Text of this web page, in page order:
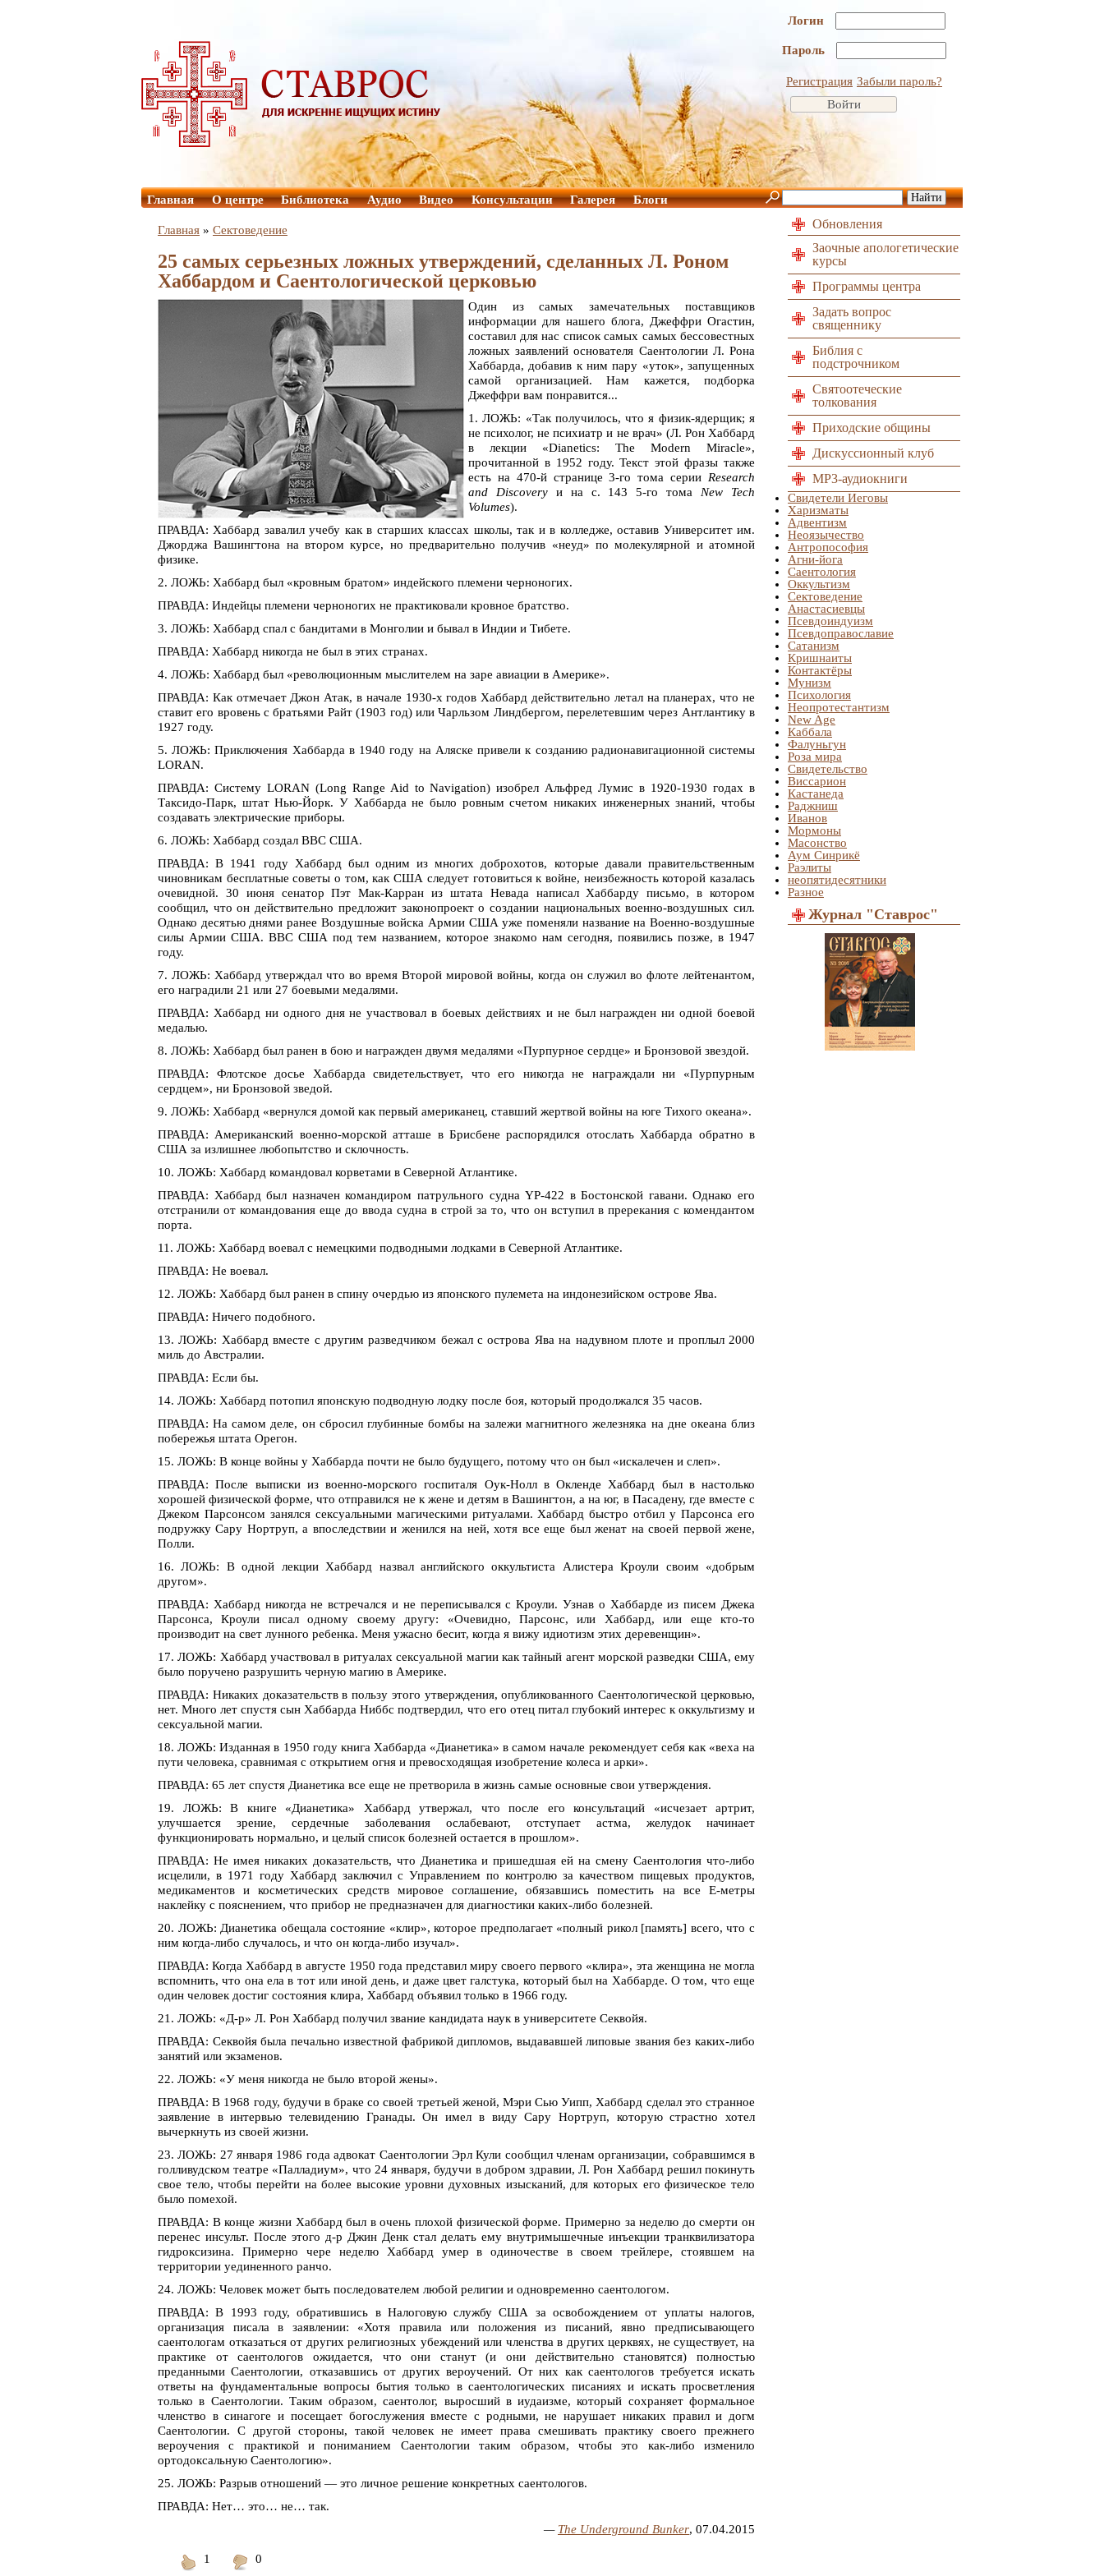
Логин
Пароль
Регистрация Забыли пароль?
Главная О центре Библиотека Аудио Видео Консультации Галерея Блоги
Главная » Сектоведение
25 самых серьезных ложных утверждений, сделанных Л. Роном
Хаббардом и Саентологической церковью
Один из самых замечательных поставщиков
информации для нашего блога, Джеффри Огастин,
составил для нас список самых самых бессовестных
ложных заявлений основателя Саентологии Л. Рона
Хаббарда, добавив к ним пару «уток», запущенных
самой организацией. Нам кажется, подборка
Джеффри вам понравится...
1. ЛОЖЬ: «Так получилось, что я физик-ядерщик; я
не психолог, не психиатр и не врач» (Л. Рон Хаббард
в лекции «Dianetics: The Modern Miracle»,
прочитанной в 1952 году. Текст этой фразы также
есть на 470-й странице 3-го тома серии Research
and Discoveryи на с. 143 5-го тома New Tech
Volumes).
ПРАВДА: Хаббард завалил учебу как в старших классах школы, так и в колледже, оставив Университет им.
Джорджа Вашингтона на втором курсе, но предварительно получив «неуд» по молекулярной и атомной
физике.
2. ЛОЖЬ: Хаббард был «кровным братом» индейского племени черноногих.
ПРАВДА: Индейцы племени черноногих не практиковали кровное братство.
3. ЛОЖЬ: Хаббард спал с бандитами в Монголии и бывал в Индии и Тибете.
ПРАВДА: Хаббард никогда не был в этих странах.
4. ЛОЖЬ: Хаббард был «революционным мыслителем на заре авиации в Америке».
ПРАВДА: Как отмечает Джон Атак, в начале 1930-х годов Хаббард действительно летал на планерах, что не
ставит его вровень с братьями Райт (1903 год) или Чарльзом Линдбергом, перелетевшим через Антлантику в
1927 году.
5. ЛОЖЬ: Приключения Хаббарда в 1940 году на Аляске привели к созданию радионавигационной системы
LORAN.
ПРАВДА: Систему LORAN (Long Range Aid to Navigation) изобрел Альфред Лумис в 1920-1930 годах в
Таксидо-Парк, штат Нью-Йорк. У Хаббарда не было ровным счетом никаких инженерных знаний, чтобы
создавать электрические приборы.
6. ЛОЖЬ: Хаббард создал ВВС США.
ПРАВДА: В 1941 году Хаббард был одним из многих доброхотов, которые давали правительственным
чиновникам бесплатные советы о том, как США следует готовиться к войне, неизбежность которой казалась
очевидной. 30 июня сенатор Пэт Мак-Карран из штата Невада написал Хаббарду письмо, в котором
сообщил, что он действительно предложит законопроект о создании национальных военно-воздушных сил.
Однако десятью днями ранее Воздушные войска Армии США уже поменяли название на Военно-воздушные
силы Армии США. ВВС США под тем названием, которое знакомо нам сегодня, появились позже, в 1947
году.
7. ЛОЖЬ: Хаббард утверждал что во время Второй мировой войны, когда он служил во флоте лейтенантом,
его наградили 21 или 27 боевыми медалями.
ПРАВДА: Хаббард ни одного дня не участвовал в боевых действиях и не был награжден ни одной боевой
медалью.
8. ЛОЖЬ: Хаббард был ранен в бою и награжден двумя медалями «Пурпурное сердце» и Бронзовой звездой.
ПРАВДА: Флотское досье Хаббарда свидетельствует, что его никогда не награждали ни «Пурпурным
сердцем», ни Бронзовой зведой.
9. ЛОЖЬ: Хаббард «вернулся домой как первый американец, ставший жертвой войны на юге Тихого океана».
ПРАВДА: Американский военно-морской атташе в Брисбене распорядился отослать Хаббарда обратно в
США за излишнее любопытство и склочность.
10. ЛОЖЬ: Хаббард командовал корветами в Северной Атлантике.
ПРАВДА: Хаббард был назначен командиром патрульного судна YP-422 в Бостонской гавани. Однако его
отстранили от командования еще до ввода судна в строй за то, что он вступил в пререкания с комендантом
порта.
11. ЛОЖЬ: Хаббард воевал с немецкими подводными лодками в Северной Атлантике.
ПРАВДА: Не воевал.
12. ЛОЖЬ: Хаббард был ранен в спину очердью из японского пулемета на индонезийском острове Ява.
ПРАВДА: Ничего подобного.
13. ЛОЖЬ: Хаббард вместе с другим разведчиком бежал с острова Ява на надувном плоте и проплыл 2000
миль до Австралии.
ПРАВДА: Если бы.
14. ЛОЖЬ: Хаббард потопил японскую подводную лодку после боя, который продолжался 35 часов.
ПРАВДА: На самом деле, он сбросил глубинные бомбы на залежи магнитного железняка на дне океана близ
побережья штата Орегон.
15. ЛОЖЬ: В конце войны у Хаббарда почти не было будущего, потому что он был «искалечен и слеп».
ПРАВДА: После выписки из военно-морского госпиталя Оук-Нолл в Окленде Хаббард был в настолько
хорошей физической форме, что отправился не к жене и детям в Вашингтон, а на юг, в Пасадену, где вместе с
Джеком Парсонсом занялся сексуальными магическими ритуалами. Хаббард быстро отбил у Парсонса его
подружку Сару Нортруп, а впоследствии и женился на ней, хотя все еще был женат на своей первой жене,
Полли.
16. ЛОЖЬ: В одной лекции Хаббард назвал английского оккультиста Алистера Кроули своим «добрым
другом».
ПРАВДА: Хаббард никогда не встречался и не переписывался с Кроули. Узнав о Хаббарде из писем Джека
Парсонса, Кроули писал одному своему другу: «Очевидно, Парсонс, или Хаббард, или еще кто-то
производит на свет лунного ребенка. Меня ужасно бесит, когда я вижу идиотизм этих деревенщин».
17. ЛОЖЬ: Хаббард участвовал в ритуалах сексуальной магии как тайный агент морской разведки США, ему
было поручено разрушить черную магию в Америке.
ПРАВДА: Никаких доказательств в пользу этого утверждения, опубликованного Саентологической церковью,
нет. Много лет спустя сын Хаббарда Ниббс подтвердил, что его отец питал глубокий интерес к оккультизму и
сексуальной магии.
18. ЛОЖЬ: Изданная в 1950 году книга Хаббарда «Дианетика» в самом начале рекомендует себя как «веха на
пути человека, сравнимая с открытием огня и превосходящая изобретение колеса и арки».
ПРАВДА: 65 лет спустя Дианетика все еще не претворила в жизнь самые основные свои утверждения.
19. ЛОЖЬ: В книге «Дианетика» Хаббард утвержал, что после его консультаций «исчезает артрит,
улучшается зрение, сердечные заболевания ослабевают, отступает астма, желудок начинает
функционировать нормально, и целый список болезней остается в прошлом».
ПРАВДА: Не имея никаких доказательств, что Дианетика и пришедшая ей на смену Саентология что-либо
исцелили, в 1971 году Хаббард заключил с Управлением по контролю за качеством пищевых продуктов,
медикаментов и косметических средств мировое соглашение, обязавшись поместить на все Е-метры
наклейку с пояснением, что прибор не предназначен для диагностики каких-либо болезней.
20. ЛОЖЬ: Дианетика обещала состояние «клир», которое предполагает «полный рикол [память] всего, что с
ним когда-либо случалось, и что он когда-либо изучал».
ПРАВДА: Когда Хаббард в августе 1950 года представил миру своего первого «клира», эта женщина не могла
вспомнить, что она ела в тот или иной день, и даже цвет галстука, который был на Хаббарде. О том, что еще
один человек достиг состояния клира, Хаббард объявил только в 1966 году.
21. ЛОЖЬ: «Д-р» Л. Рон Хаббард получил звание кандидата наук в университете Секвойя.
ПРАВДА: Секвойя была печально известной фабрикой дипломов, выдававшей липовые звания без каких-либо
занятий или экзаменов.
22. ЛОЖЬ: «У меня никогда не было второй жены».
ПРАВДА: В 1968 году, будучи в браке со своей третьей женой, Мэри Сью Уипп, Хаббард сделал это странное
заявление в интервью телевидению Гранады. Он имел в виду Сару Нортруп, которую страстно хотел
вычеркнуть из своей жизни.
23. ЛОЖЬ: 27 января 1986 года адвокат Саентологии Эрл Кули сообщил членам организации, собравшимся в
голливудском театре «Палладиум», что 24 января, будучи в добром здравии, Л. Рон Хаббард решил покинуть
свое тело, чтобы перейти на более высокие уровни духовных изысканий, для которых его физическое тело
было помехой.
ПРАВДА: В конце жизни Хаббард был в очень плохой физической форме. Примерно за неделю до смерти он
перенес инсульт. После этого д-р Джин Денк стал делать ему внутримышечные инъекции транквилизатора
гидроксизина. Примерно чере неделю Хаббард умер в одиночестве в своем трейлере, стоявшем на
территории уединенного ранчо.
24. ЛОЖЬ: Человек может быть последователем любой религии и одновременно саентологом.
ПРАВДА: В 1993 году, обратившись в Налоговую службу США за освобождением от уплаты налогов,
организация писала в заявлении: «Хотя правила или положения из писаний, явно предписывающего
саентологам отказаться от других религиозных убеждений или членства в других церквях, не существует, на
практике от саентологов ожидается, что они станут (и они действительно становятся) полностью
преданными Саентологии, отказавшись от других вероучений. От них как саентологов требуется искать
ответы на фундаментальные вопросы бытия только в саентологических писаниях и искать просветления
только в Саентологии. Таким образом, саентолог, выросший в иудаизме, который сохраняет формальное
членство в синагоге и посещает богослужения вместе с родными, не нарушает никаких правил и догм
Саентологии. С другой стороны, такой человек не имеет права смешивать практику своего прежнего
вероучения с практикой и пониманием Саентологии таким образом, чтобы это как-либо изменило
ортодоксальную Саентологию».
25. ЛОЖЬ: Разрыв отношений — это личное решение конкретных саентологов.
ПРАВДА: Нет… это… не… так.
— The Underground Bunker, 07.04.2015
1
0
Обновления
Заочные апологетические
курсы
Программы центра
Задать вопрос
священнику
Библия с
подстрочником
Святоотеческие
толкования
Приходские общины
Дискуссионный клуб
MP3-аудиокниги
Свидетели Иеговы
Харизматы
Адвентизм
Неоязычество
Антропософия
Агни-йога
Саентология
Оккультизм
Сектоведение
Анастасиевцы
Псевдоиндуизм
Псевдоправославие
Сатанизм
Кришнаиты
Контактёры
Мунизм
Психология
Неопротестантизм
New Age
Каббала
Фалуньгун
Роза мира
Свидетельство
Виссарион
Кастанеда
Раджниш
Иванов
Мормоны
Масонство
Аум Синрикё
Раэлиты
неопятидесятники
Разное
Журнал "Ставрос"